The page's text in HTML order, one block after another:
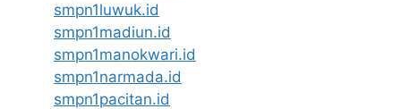
smpn1luwuk.id
smpn1madiun.id
smpn1manokwari.id
smpn1narmada.id
smpn1pacitan.id